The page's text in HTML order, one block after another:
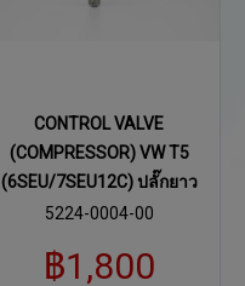
CONTROL VALVE
(COMPRESSOR) VW T5
(6SEU/7SEU12C) ปลั๊กยาว
5224-0004-00
฿1,800